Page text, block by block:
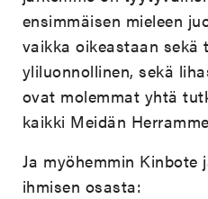
ensimmäisen mieleen
vaikka oikeastaan sekä
yliluonnollinen, sekä
ovat molemmat yhtä
kaikki Meidän
Ja myöhemmin Kinbote
ihmisen osasta: